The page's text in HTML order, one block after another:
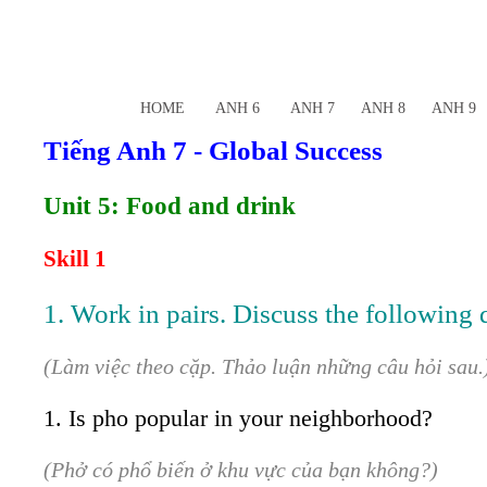
HOME ANH 6 ANH 7 ANH 8 ANH 9
Tiếng Anh 7 - Global Success
Unit 5: Food and drink
Skill 1
1. Work in pairs. Discuss the following
(Làm việc theo cặp. Thảo luận những câu hỏi
1. Is pho popular in your neighborhood?
(Phở có phổ biến ở khu vực của bạn không?)